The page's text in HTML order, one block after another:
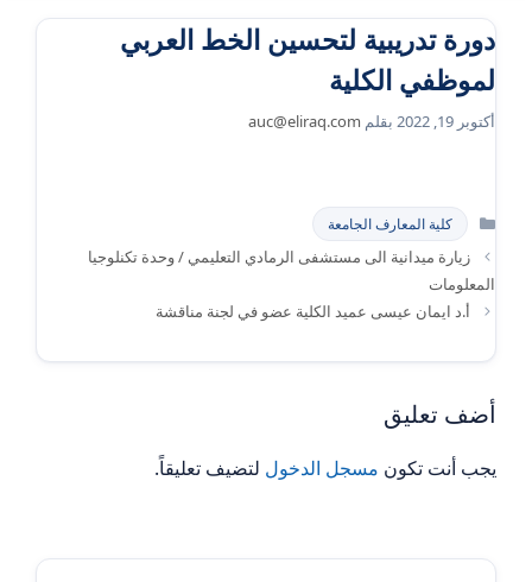
دورة تدريبية لتحسين الخط العربي
لموظفي الكلية
أكتوبر 19, 2022 بقلم auc@eliraq.com
التصنيفات
كلية المعارف الجامعة
زيارة ميدانية الى مستشفى الرمادي التعليمي / وحدة تكنلوجيا
المعلومات
أ.د ايمان عيسى عميد الكلية عضو في لجنة مناقشة
أضف تعليق
يجب أنت تكون مسجل الدخول لتضيف تعليقاً.